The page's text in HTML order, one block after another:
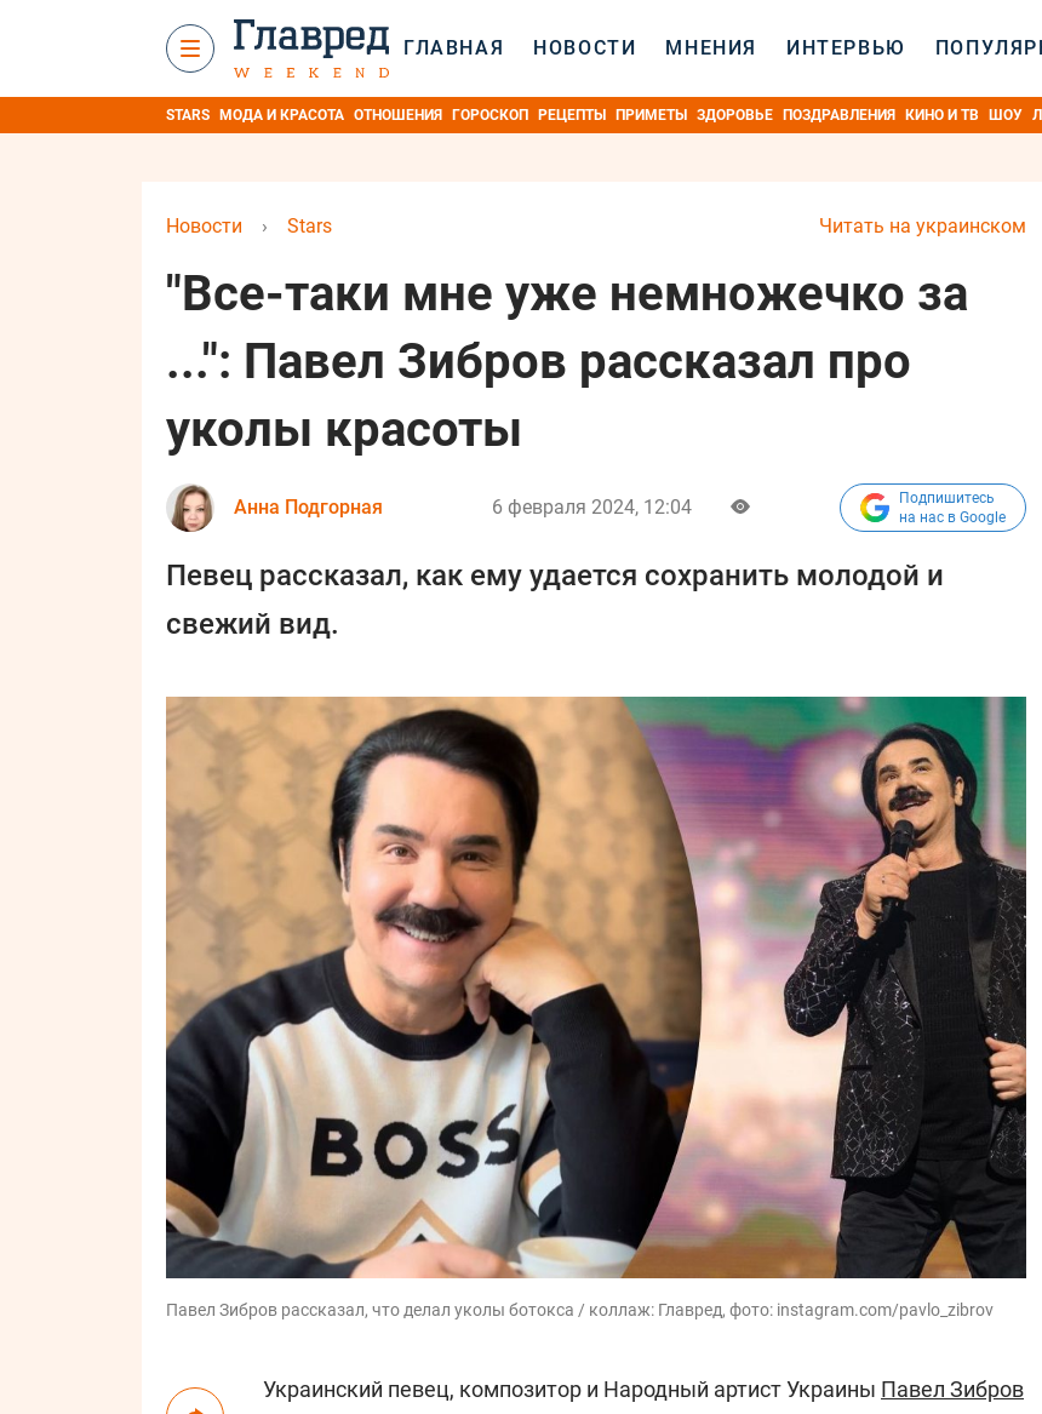
ГЛАВНАЯ НОВОСТИ МНЕНИЯ ИНТЕРВЬЮ
STARS МОДА И КРАСОТА ОТНОШЕНИЯ ГОРОСКОП РЕЦЕПТЫ ПРИМЕТЫ ЗДОРОВЬЕ ПОЗДРАВЛЕНИЯ КИНО И ТВ ШОУ
Читать на украинском
Новости › Stars
"Все-таки мне уже немножечко за
...": Павел Зибров рассказал про
уколы красоты
Анна Подгорная 6 февраля 2024, 12:04
Подпишитесь
на нас в Google
Певец рассказал, как ему удается сохранить молодой и
свежий вид.
Павел Зибров рассказал, что делал уколы ботокса / коллаж: Главред, фото: instagram.com/pavlo_zibrov
Украинский певец, композитор и Народный артист Украины Павел Зибров